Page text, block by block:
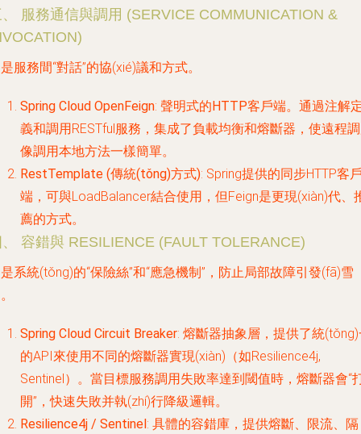
服務通信與調用 (SERVICE COMMUNICATION &
服務間“對話”的協(xié)議和方式。
Spring Cloud OpenFeign: 聲明式的HTTP客戶端。通過注解
義和調用RESTful服務，集成了負載均衡和熔斷器，使遠程
像調用本地方法一樣簡單。
RestTemplate (傳統(tǒng)方式): Spring提供的同步HTTP客
端，可與LoadBalancer結合使用，但Feign是更現(xiàn)代、
薦的方式。
容錯與 RESILIENCE (FAULT TOLERANCE)
系統(tǒng)的“保險絲”和“應急機制”，防止局部故障引發(fā)雪
Spring Cloud Circuit Breaker: 熔斷器抽象層 ，提供了統
的API來使用不同的熔斷器實現(xiàn)（如Resilience4j,
Sentinel）。當目標服務調用失敗率達到閾值時，熔斷器會“
開”，快速失敗并執(zhí)行降級邏輯。
Resilience4j / Sentinel: 具體的容錯庫，提供熔斷、限流、隔